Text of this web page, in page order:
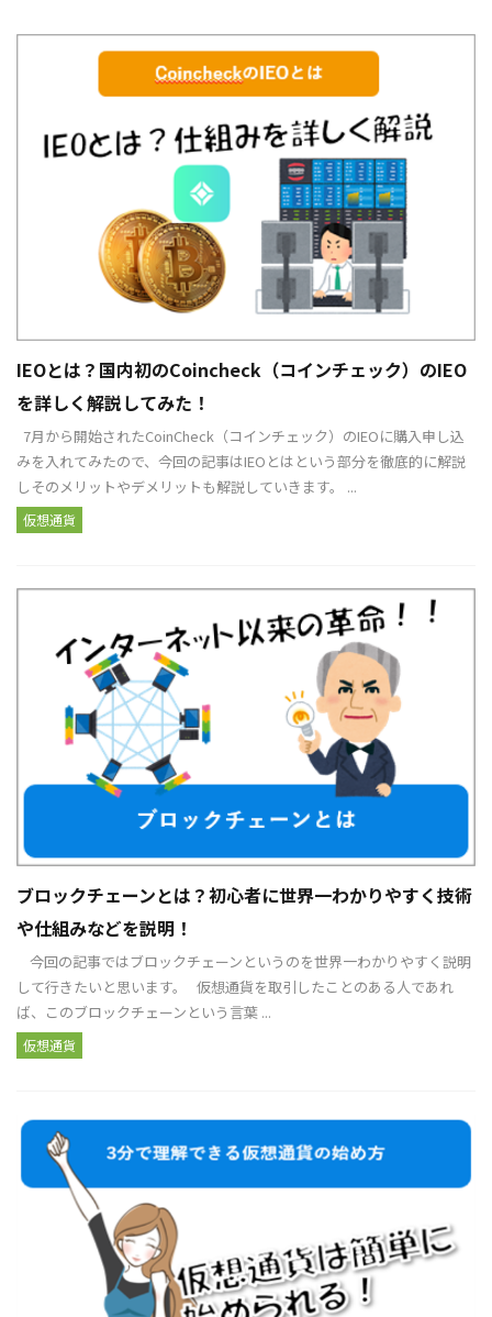
IEOとは？国内初のCoincheck（コインチェック）のIEO
を詳しく解説してみた！
7月から開始されたCoinCheck（コインチェック）のIEOに購入申し込
みを入れてみたので、今回の記事はIEOとはという部分を徹底的に解説
しそのメリットやデメリットも解説していきます。 ...
仮想通貨
ブロックチェーンとは？初心者に世界一わかりやすく技術
や仕組みなどを説明！
今回の記事ではブロックチェーンというのを世界一わかりやすく説明
して行きたいと思います。 仮想通貨を取引したことのある人であれ
ば、このブロックチェーンという言葉 ...
仮想通貨